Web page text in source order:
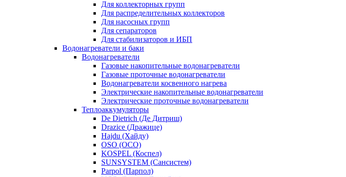
Для коллекторных групп
Для распределительных коллекторов
Для насосных групп
Для сепараторов
Для стабилизаторов и ИБП
Водонагреватели и баки
Водонагреватели
Газовые накопительные водонагреватели
Газовые проточные водонагреватели
Водонагреватели косвенного нагрева
Электрические накопительные водонагреватели
Электрические проточные водонагреватели
Теплоаккумуляторы
De Dietrich (Де Дитриш)
Drazice (Дражице)
Hajdu (Хайду)
OSO (ОСО)
KOSPEL (Коспел)
SUNSYSTEM (Сансистем)
Parpol (Парпол)